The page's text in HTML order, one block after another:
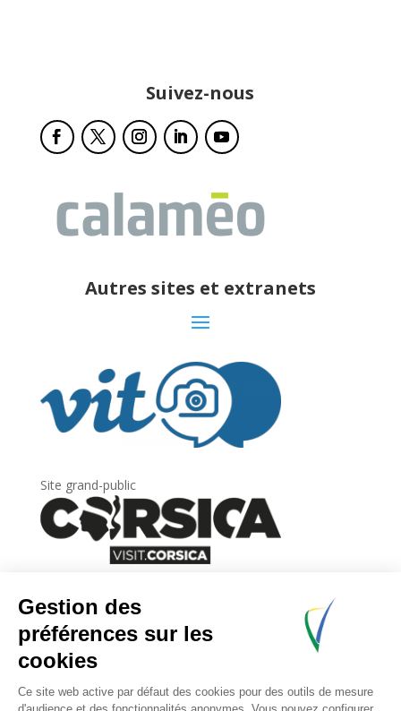
Suivez-nous
Autres sites et extranets
Site grand-public
Newsletter
Inscrivez-vous àla lettre d’information
l’Agence du tourisme de la Corse.